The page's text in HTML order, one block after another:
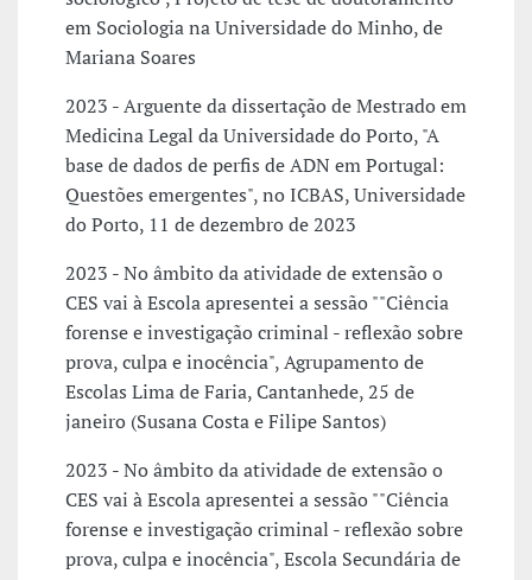
em Sociologia na Universidade do Minho, de
Mariana Soares
2023 - Arguente da dissertação de Mestrado em
Medicina Legal da Universidade do Porto, "A
base de dados de perfis de ADN em Portugal:
Questões emergentes", no ICBAS, Universidade
do Porto, 11 de dezembro de 2023
2023 - No âmbito da atividade de extensão o
CES vai à Escola apresentei a sessão ""Ciência
forense e investigação criminal - reflexão sobre
prova, culpa e inocência", Agrupamento de
Escolas Lima de Faria, Cantanhede, 25 de
janeiro (Susana Costa e Filipe Santos)
2023 - No âmbito da atividade de extensão o
CES vai à Escola apresentei a sessão ""Ciência
forense e investigação criminal - reflexão sobre
prova, culpa e inocência", Escola Secundária de